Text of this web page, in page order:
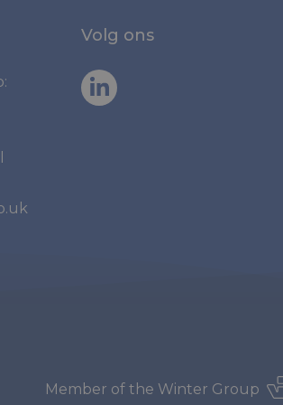
Volg ons
Member of the Winter Group